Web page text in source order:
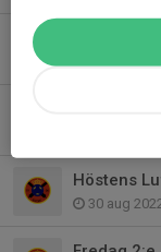
Höstens
30 aug